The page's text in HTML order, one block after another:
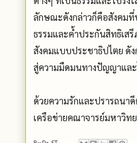
ลักษณะดังกล่าวก็คือสังคมที่
ธรรมและค้ำประกันสิทธิเส
สังคมแบบประชาธิปไตย ดั
สู่ความมืดมนทางปัญญาแล
ด้วยความรักและปรารถนา
เครือข่ายคณาจารย์มหาวิท